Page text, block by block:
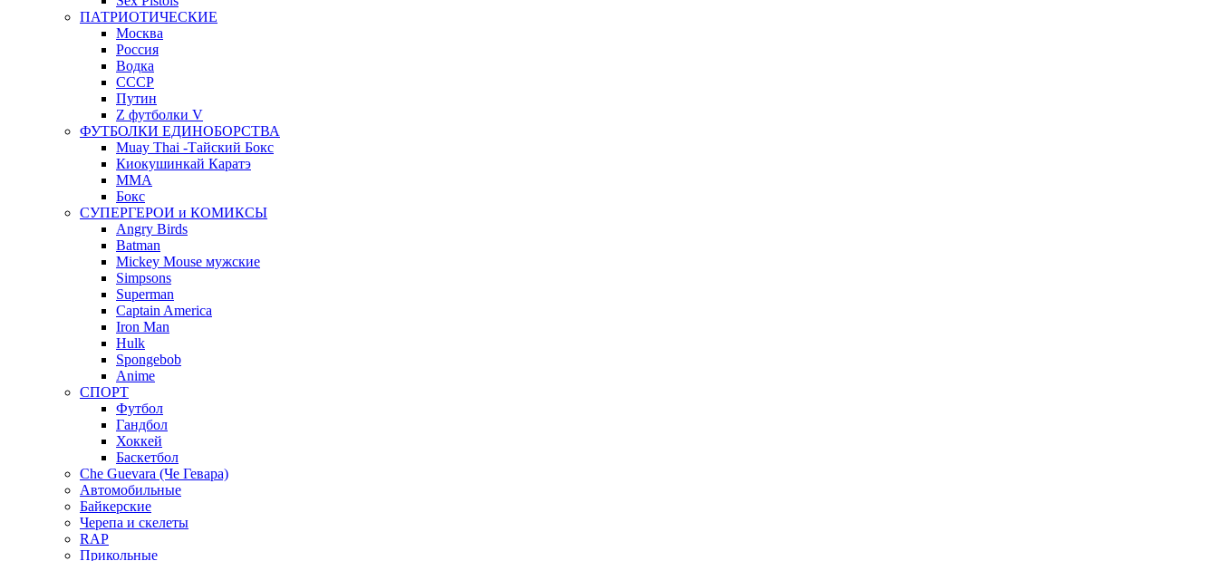
ПАТРИОТИЧЕСКИЕ
Москва
Россия
Водка
СССР
Путин
Z футболки V
ФУТБОЛКИ ЕДИНОБОРСТВА
Muay Thai -Тайский Бокс
Киокушинкай Каратэ
MMA
Бокс
СУПЕРГЕРОИ и КОМИКСЫ
Angry Birds
Batman
Mickey Mouse мужские
Simpsons
Superman
Captain America
Iron Man
Hulk
Spongebob
Anime
СПОРТ
Футбол
Гандбол
Хоккей
Баскетбол
Che Guevara (Че Гевара)
Автомобильные
Байкерские
Черепа и скелеты
RAP
Прикольные